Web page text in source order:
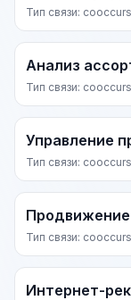
Тип связи: cooccurs
Анализ
Тип связи: cooccurs
Управление
Тип связи: cooccurs
Тип связи: cooccurs
Интернет-